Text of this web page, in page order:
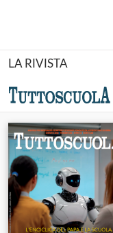
LA RIVISTA